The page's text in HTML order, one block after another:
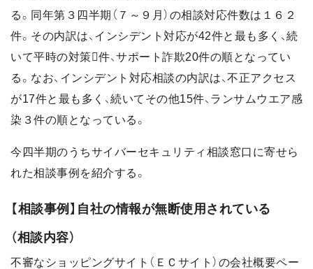
る。同年第３四半期（７～９月）の相談対応件数は１６２
件。その内訳は、インシデント対応が42件と最も多く、続
いて平時の対策件、サポート詐欺20件の順となってい
る。なお、インシデント対応相談の内訳は、不正アクセス
が17件と最も多く、続いてその他15件、ランサムウエア感
染３件の順となっている。
今四半期のうちサイバーセキュリティ相談窓口に寄せら
れた相談事例を紹介する。
【相談事例】自社の情報が無断使用されている
（相談内容）
不審なショッピングサイト（ＥＣサイト）の会社概要ペー